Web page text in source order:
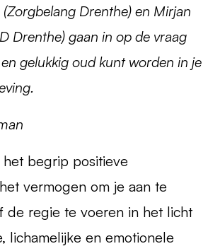
Drenthe) en Mirjan
Drenthe) gaan in op de vraag
gelukkig oud kunt worden in je
het begrip positieve
vermogen om je aan te
de regie te voeren in het licht
lichamelijke en emotionele